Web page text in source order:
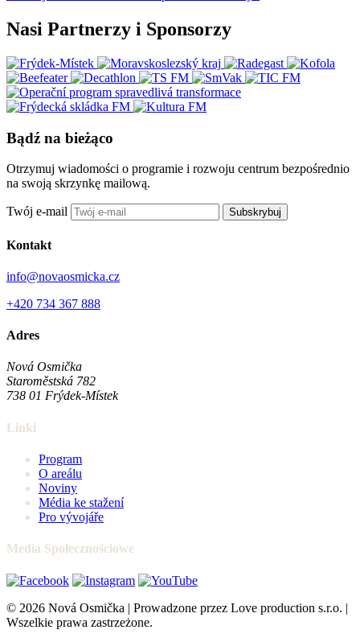
Nasi Partnerzy i Sponsorzy
Bądź na bieżąco
Otrzymuj wiadomości o programie i rozwoju centrum bezpośrednio
na swoją skrzynkę mailową.
Twój e-mail Subskrybuj
Kontakt
info@novaosmicka.cz
+420 734 367 888
Adres
Nová Osmička
Staroměstská 782
738 01 Frýdek-Místek
Linki
Program
O areálu
Noviny
Média ke stažení
Pro vývojáře
Media Społecznościowe
© 2026 Nová Osmička | Prowadzone przez Love production s.r.o. |
Wszelkie prawa zastrzeżone.